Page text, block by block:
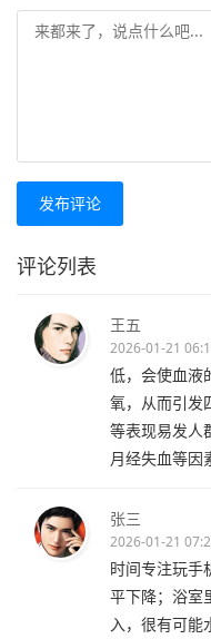
发布评论
评论列表
王五
2026-01-21
低，会使血液
氧，从而引发
等表现易发人
月经失血等因
张三
2026-01-21
时间专注玩手
平下降；浴室
入，很有可能